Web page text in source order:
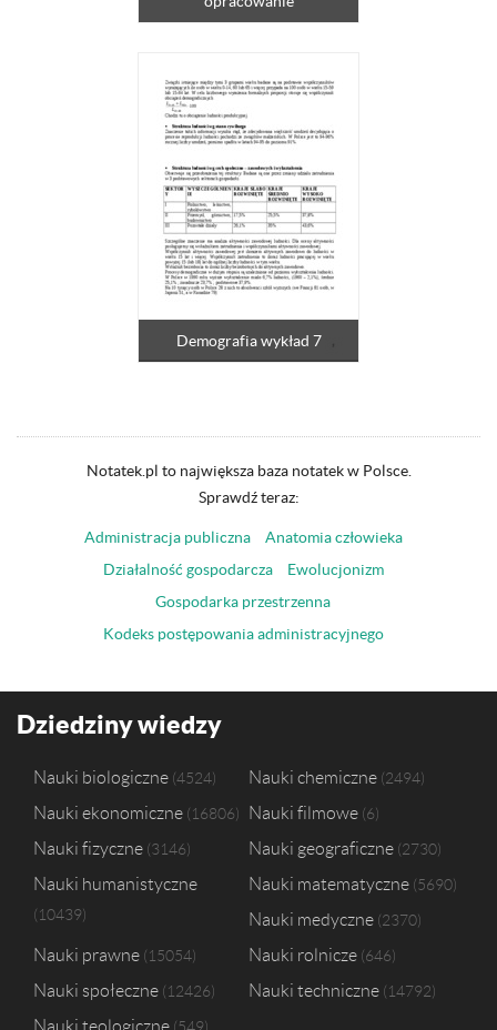
Demografia wykład 7
Notatek.pl to największa baza notatek w Polsce.
Sprawdź teraz:
Administracja publiczna
Anatomia człowieka
Działalność gospodarcza
Ewolucjonizm
Gospodarka przestrzenna
Kodeks postępowania administracyjnego
Dziedziny wiedzy
Nauki biologiczne 4524 Nauki chemiczne 2494
Nauki ekonomiczne 16806 Nauki filmowe 6
Nauki fizyczne 3146 Nauki geograficzne 2730
Nauki humanistyczne
10439
Nauki matematyczne 5690
Nauki medyczne 2370
Nauki prawne 15054 Nauki rolnicze 646
Nauki społeczne 12426 Nauki techniczne 14792
Nauki teologiczne